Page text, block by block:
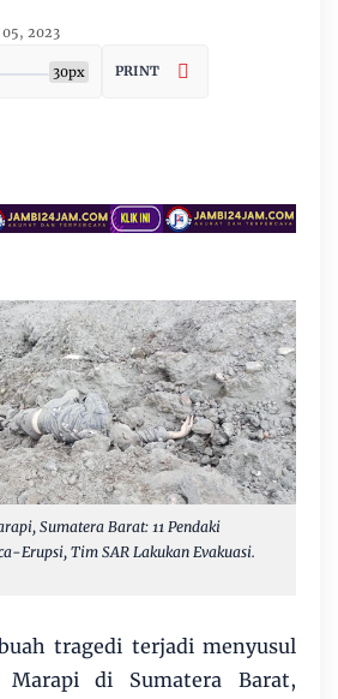
05, 2023
30px PRINT
Sumatera Barat: 11 Pendaki
Erupsi, Tim SAR Lakukan Evakuasi.
tragedi terjadi menyusul
Marapi di Sumatera Barat,